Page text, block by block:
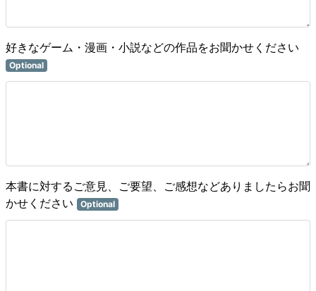
好きなゲーム・漫画・小説などの作品をお聞かせください
Optional
本書に対するご意見、ご要望、ご感想などありましたらお聞
かせください
Optional